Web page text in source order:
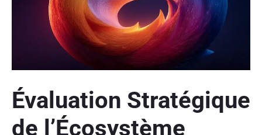
Évaluation Stratégique
de l’Écosystème